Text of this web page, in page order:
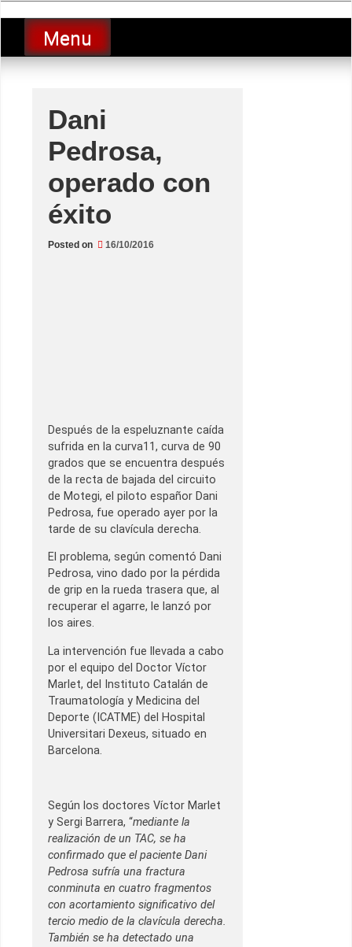
to
contentLucio Lopez GP
luciolopezgp
Menu
Dani
Pedrosa,
operado con
éxito
Posted on 16/10/2016
Después de la espeluznante caída
sufrida en la curva11, curva de 90
grados que se encuentra después
de la recta de bajada del circuito
de Motegi, el piloto españor Dani
Pedrosa, fue operado ayer por la
tarde de su clavícula derecha.
El problema, según comentó Dani
Pedrosa, vino dado por la pérdida
de grip en la rueda trasera que, al
recuperar el agarre, le lanzó por
los aires.
La intervención fue llevada a cabo
por el equipo del Doctor Víctor
Marlet, del Instituto Catalán de
Traumatología y Medicina del
Deporte (ICATME) del Hospital
Universitari Dexeus, situado en
Barcelona.
Según los doctores Víctor Marlet
y Sergi Barrera, “mediante la
realización de un TAC, se ha
confirmado que el paciente Dani
Pedrosa sufría una fractura
conminuta en cuatro fragmentos
con acortamiento significativo del
tercio medio de la clavícula derecha.
También se ha detectado una